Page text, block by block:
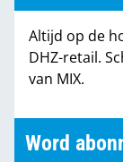
Partners
Altijd op de
DHZ-retail.
van MIX.
Word